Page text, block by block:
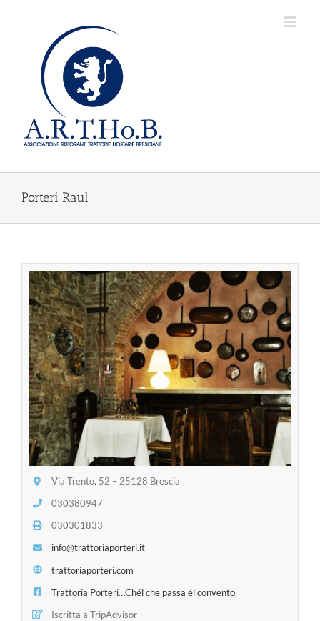
Porteri Raul
Via Trento, 52 – 25128 Brescia
030380947
030301833
info@trattoriaporteri.it
trattoriaporteri.com
Trattoria Porteri…Chél che passa él convento.
Iscritta a TripAdvisor